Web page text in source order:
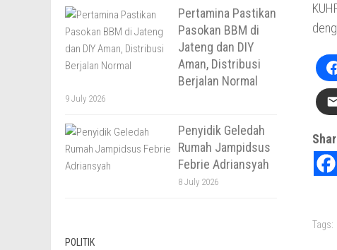
Tags:
Pertamina Pastikan
Pasokan BBM di
Jateng dan DIY
Aman, Distribusi
Berjalan Normal
9 July 2026
Penyidik Geledah
Rumah Jampidsus
Febrie Adriansyah
8 July 2026
POLITIK